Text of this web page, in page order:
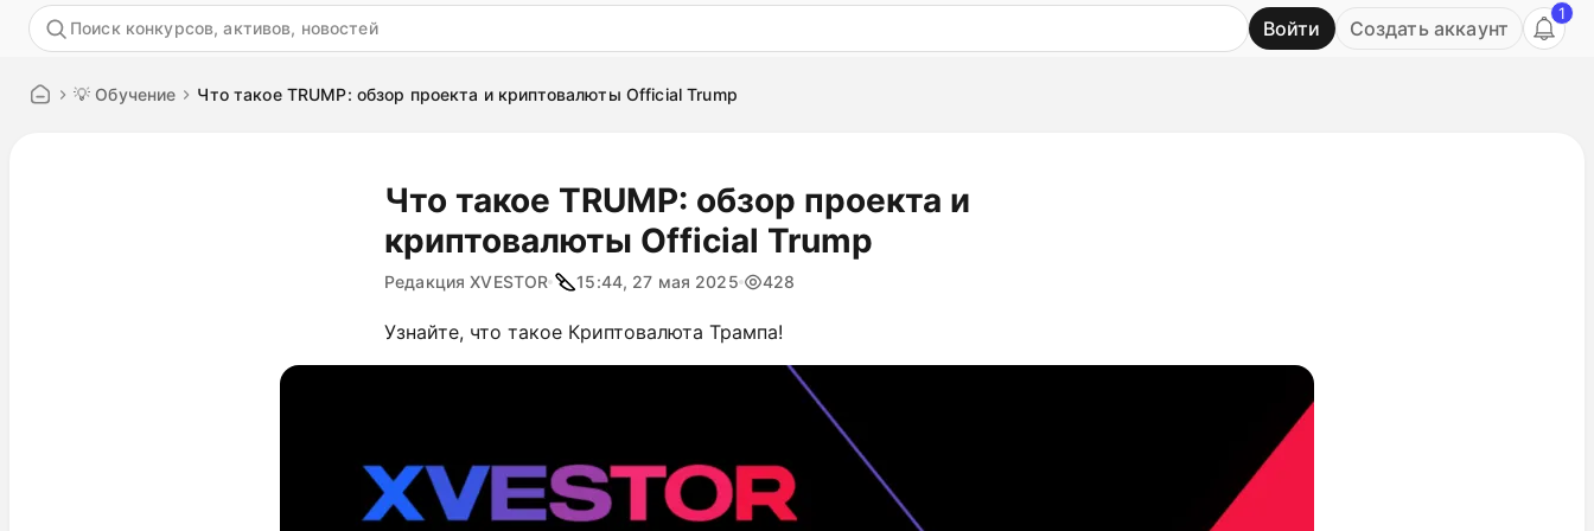
Войти Создать аккаунт
1
💡 Обучение Что такое TRUMP: обзор проекта и криптовалюты Official Trump
Что такое TRUMP: обзор проекта и
криптовалюты Official Trump
Редакция XVESTOR 15:44, 27 мая 2025 428
Узнайте, что такое Криптовалюта Трампа!